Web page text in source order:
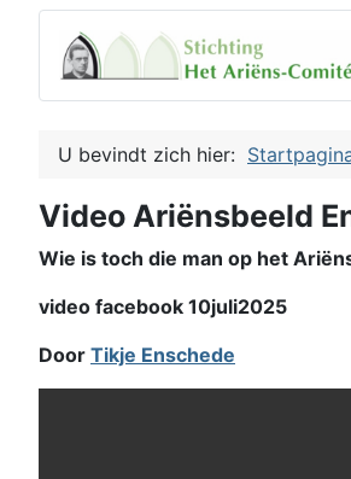
U bevindt zich hier:
Video Ariënsbeeld
Wie is toch die man op het
video facebook 10juli2025
Door Tikje Enschede